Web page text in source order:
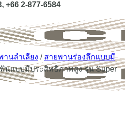
+66 2-877-6584
นลำเลียง / สายพานร่องลึกแบบมี
แบบมีประสิทธิภาพสูง รุ่น Super